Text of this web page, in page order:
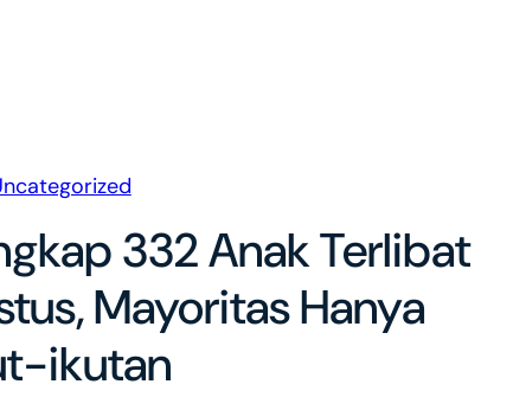
332 Anak Terlibat
Mayoritas Hanya
ikutan